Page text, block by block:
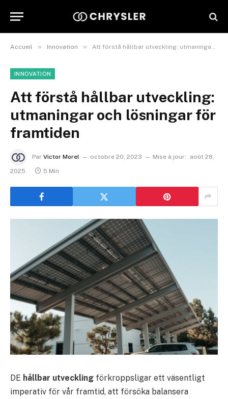
Accueil » Innovation » Att förstå hållbar utveckling: utmaningar och lösningar för framtiden
INNOVATION
Att förstå hållbar utveckling:
utmaningar och lösningar för
framtiden
Par Victor Morel octobre 20, 2023 Mise à jour:
août 28,
2025
5 Min
DE hållbar utveckling förkroppsligar ett väsentligt
imperativ för vår framtid, att försöka balansera